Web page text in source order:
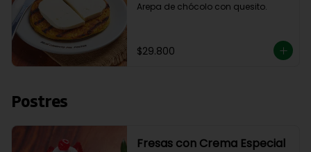
Arepa de chócolo con quesito.
$29.800
Postres
Fresas con Crema Especial